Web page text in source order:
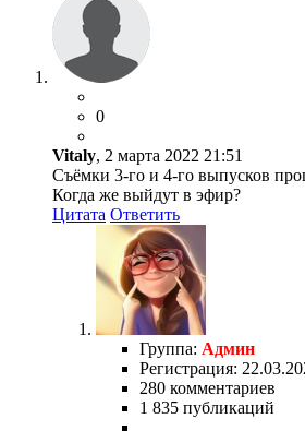
0
Vitaly, 2 марта 2022 21:51
Съёмки 3-го и 4-го выпусков
Когда же выйдут в эфир?
Цитата Ответить
Группа: Админ
Регистрация:
280 комментариев
1 835 публикаций